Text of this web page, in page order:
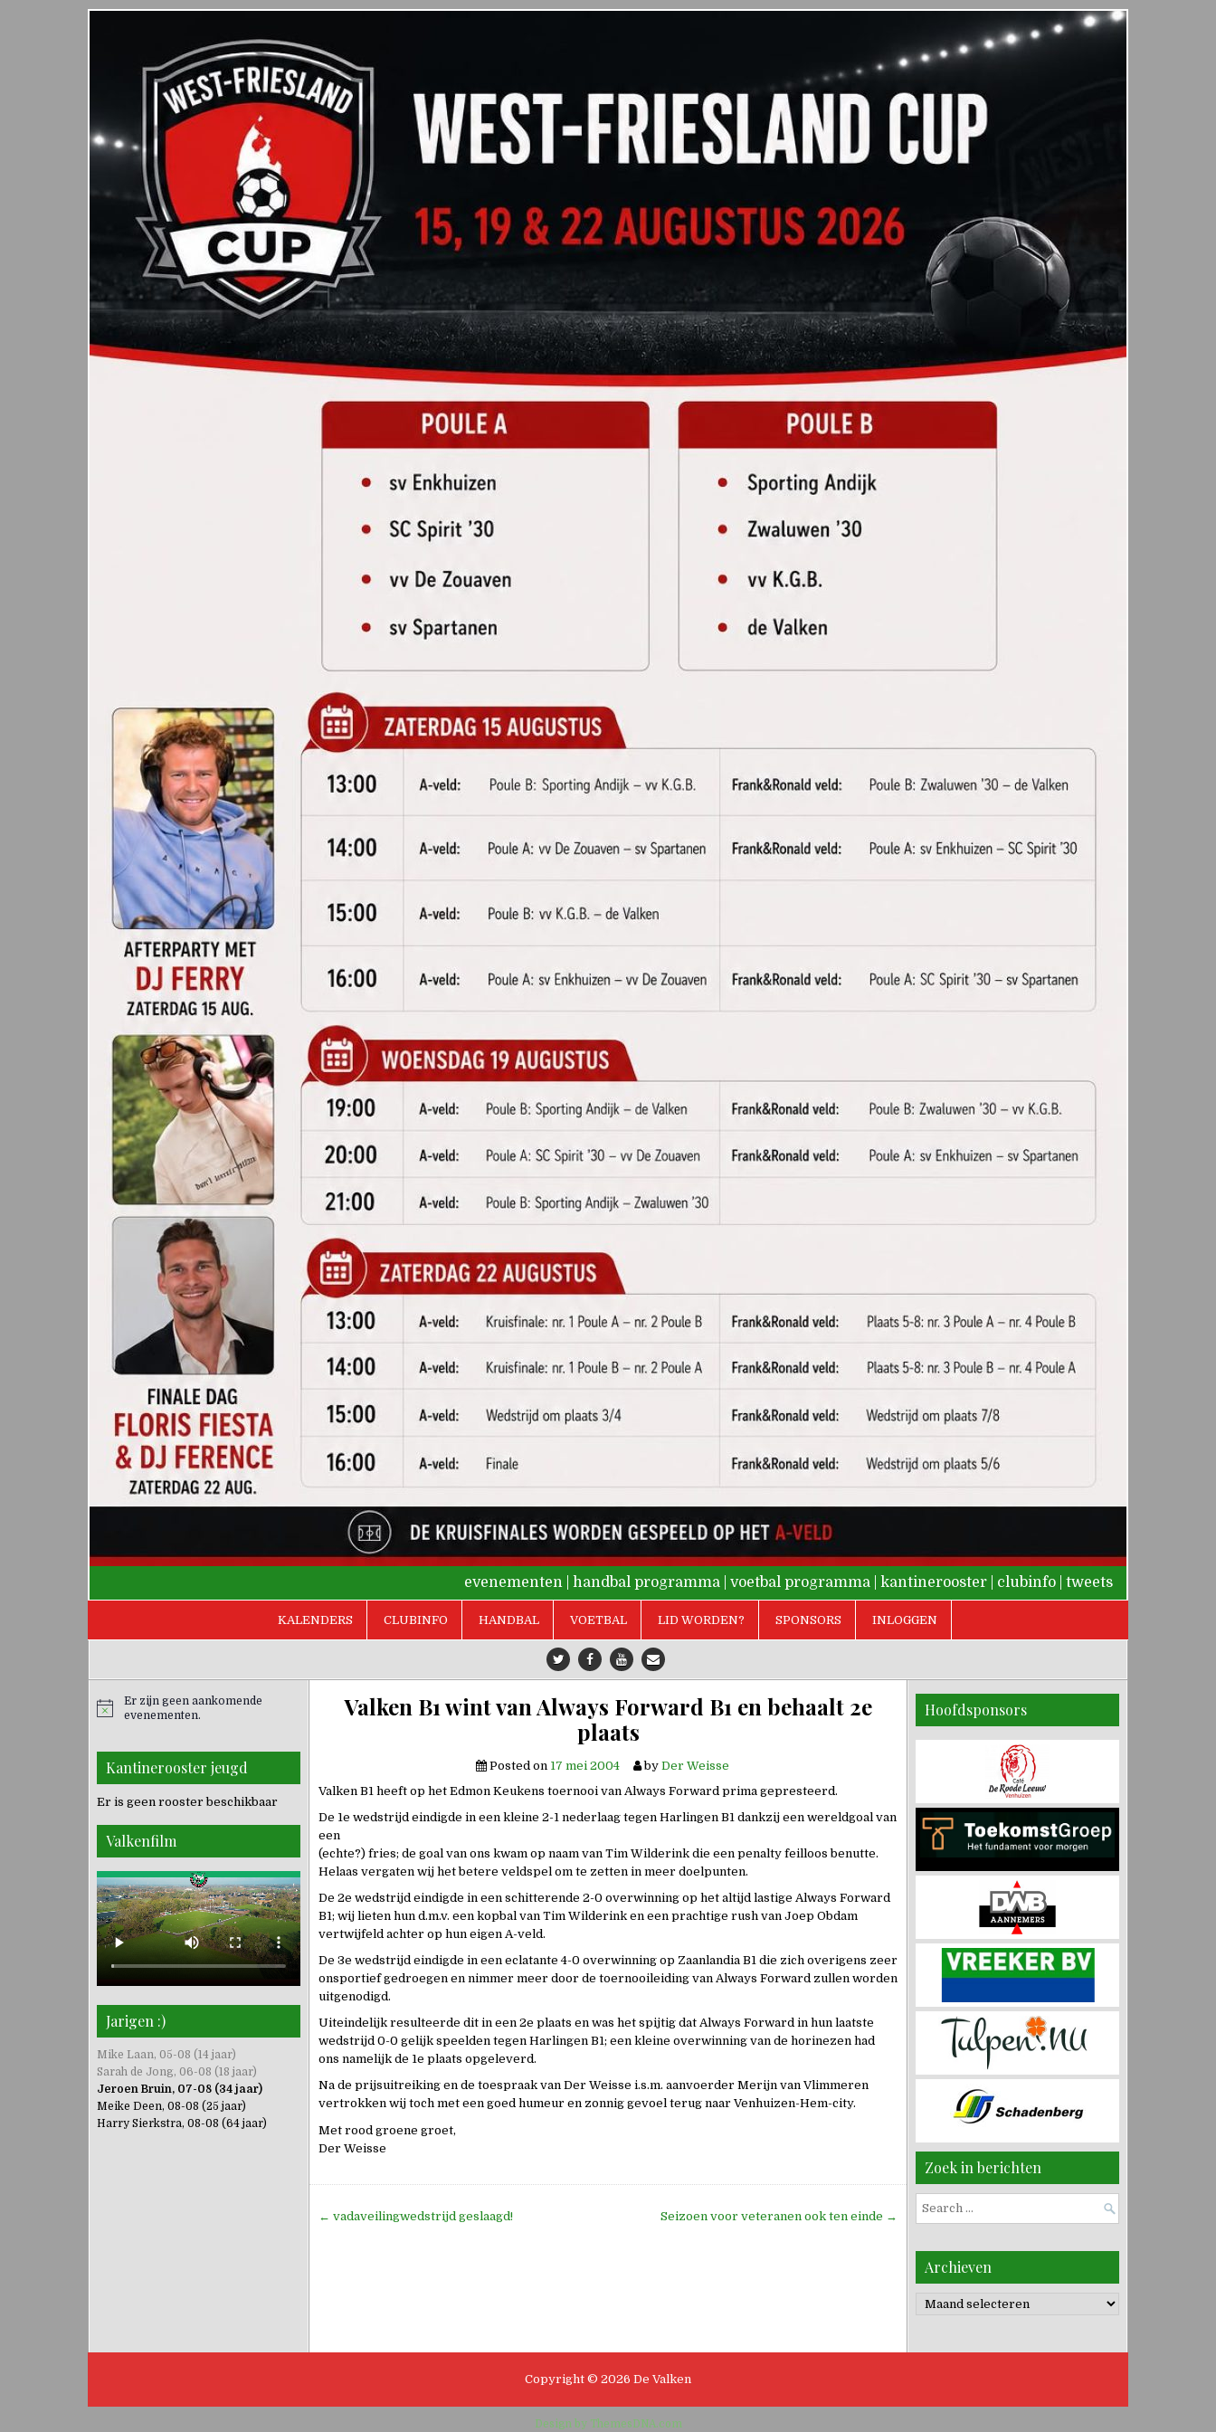
evenementen handbal programma voetbal programma kantinerooster clubinfo tweets
KALENDERS CLUBINFO HANDBAL VOETBAL LID WORDEN? SPONSORS INLOGGEN
Valken B1 wint van Always Forward B1 en behaalt 2e
plaats
Posted on 17 mei 2004 by Der Weisse
Valken B1 heeft op het Edmon Keukens toernooi van Always Forward prima gepresteerd.
De 1e wedstrijd eindigde in een kleine 2-1 nederlaag tegen Harlingen B1 dankzij een wereldgoal van
een
(echte?) fries; de goal van ons kwam op naam van Tim Wilderink die een penalty feilloos benutte.
Helaas vergaten wij het betere veldspel om te zetten in meer doelpunten.
De 2e wedstrijd eindigde in een schitterende 2-0 overwinning op het altijd lastige Always Forward
B1; wij lieten hun d.m.v. een kopbal van Tim Wilderink en een prachtige rush van Joep Obdam
vertwijfeld achter op hun eigen A-veld.
De 3e wedstrijd eindigde in een eclatante 4-0 overwinning op Zaanlandia B1 die zich overigens zeer
onsportief gedroegen en nimmer meer door de toernooileiding van Always Forward zullen worden
uitgenodigd.
Uiteindelijk resulteerde dit in een 2e plaats en was het spijtig dat Always Forward in hun laatste
wedstrijd 0-0 gelijk speelden tegen Harlingen B1; een kleine overwinning van de horinezen had
ons namelijk de 1e plaats opgeleverd.
Na de prijsuitreiking en de toespraak van Der Weisse i.s.m. aanvoerder Merijn van Vlimmeren
vertrokken wij toch met een goed humeur en zonnig gevoel terug naar Venhuizen-Hem-city.
Met rood groene groet,
Der Weisse
Bericht
← vadaveilingwedstrijd geslaagd! Seizoen voor veteranen ook ten einde →
Er zijn geen aankomende
evenementen.
Kantinerooster jeugd
Er is geen rooster beschikbaar
Valkenfilm
Jarigen :)
Mike Laan, 05-08 (14 jaar)
Sarah de Jong, 06-08 (18 jaar)
Jeroen Bruin, 07-08 (34 jaar)
Meike Deen, 08-08 (25 jaar)
Harry Sierkstra, 08-08 (64 jaar)
Hoofdsponsors
Zoek in berichten
Search
for:
Archieven
Archieven
Copyright © 2026 De Valken
Design by ThemesDNA.com